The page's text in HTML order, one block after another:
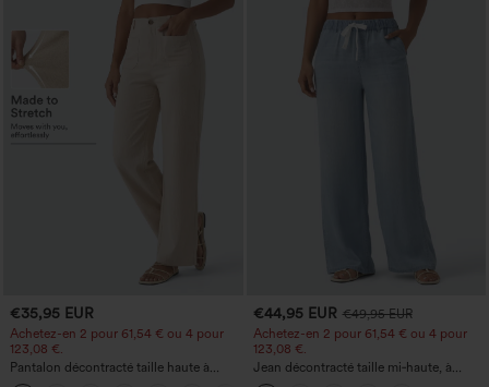
€35,95 EUR
Achetez-en 2 pour 61,54 € ou 4 pour
123,08 €.
Pantalon décontracté taille haute à
jambe droite, effet lin, avec poches
€44,95 EUR €49,95 EUR
Achetez-en 2 pour 61,54 € ou 4 pour
123,08 €.
Jean décontracté taille mi‑haute, à
cordon de serrage, avec poches